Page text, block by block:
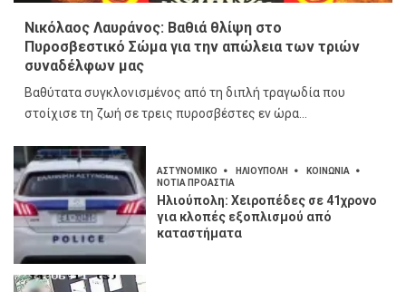
Νικόλαος Λαυράνος: Βαθιά θλίψη στο
Πυροσβεστικό Σώμα για την απώλεια των τριών
συναδέλφων μας
Βαθύτατα συγκλονισμένος από τη διπλή τραγωδία που
στοίχισε τη ζωή σε τρεις πυροσβέστες εν ώρα...
ΑΣΤΥΝΟΜΙΚΟ ΗΛΙΟΥΠΟΛΗ
ΚΟΙΝΩΝΙΑ
ΝΟΤΙΑ ΠΡΟΑΣΤΙΑ
Ηλιούπολη: Χειροπέδες σε 41χρονο
για κλοπές εξοπλισμού από
καταστήματα